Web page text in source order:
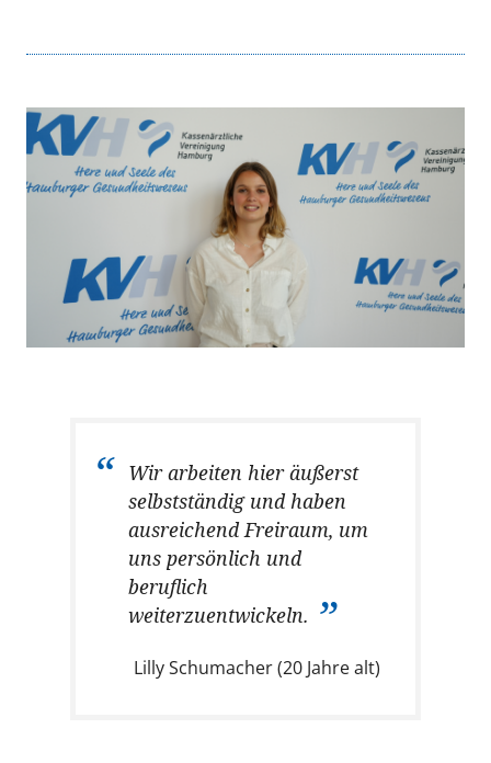
Wir arbeiten hier äußerst
selbstständig und haben
ausreichend Freiraum, um
uns persönlich und
beruflich
weiterzuentwickeln.
Lilly Schumacher (20 Jahre alt)